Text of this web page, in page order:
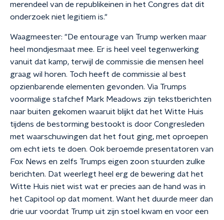
merendeel van de republikeinen in het Congres dat dit
onderzoek niet legitiem is."
Waagmeester: "De entourage van Trump werken maar
heel mondjesmaat mee. Er is heel veel tegenwerking
vanuit dat kamp, terwijl de commissie die mensen heel
graag wil horen. Toch heeft de commissie al best
opzienbarende elementen gevonden. Via Trumps
voormalige stafchef Mark Meadows zijn tekstberichten
naar buiten gekomen waaruit blijkt dat het Witte Huis
tijdens de bestorming bestookt is door Congresleden
met waarschuwingen dat het fout ging, met oproepen
om echt iets te doen. Ook beroemde presentatoren van
Fox News en zelfs Trumps eigen zoon stuurden zulke
berichten. Dat weerlegt heel erg de bewering dat het
Witte Huis niet wist wat er precies aan de hand was in
het Capitool op dat moment. Want het duurde meer dan
drie uur voordat Trump uit zijn stoel kwam en voor een